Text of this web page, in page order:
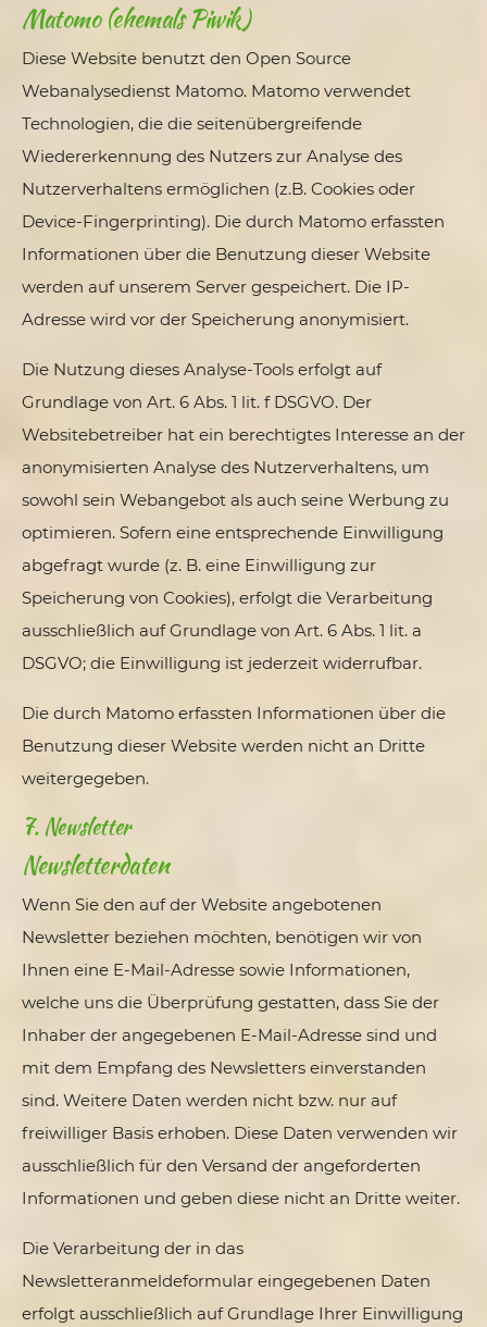
Matomo (ehemals Piwik)
Diese Website benutzt den Open Source
Webanalysedienst Matomo. Matomo verwendet
Technologien, die die seitenübergreifende
Wiedererkennung des Nutzers zur Analyse des
Nutzerverhaltens ermöglichen (z.B. Cookies oder
Device-Fingerprinting). Die durch Matomo erfassten
Informationen über die Benutzung dieser Website
werden auf unserem Server gespeichert. Die IP-
Adresse wird vor der Speicherung anonymisiert.
Die Nutzung dieses Analyse-Tools erfolgt auf
Grundlage von Art. 6 Abs. 1 lit. f DSGVO. Der
Websitebetreiber hat ein berechtigtes Interesse an der
anonymisierten Analyse des Nutzerverhaltens, um
sowohl sein Webangebot als auch seine Werbung zu
optimieren. Sofern eine entsprechende Einwilligung
abgefragt wurde (z. B. eine Einwilligung zur
Speicherung von Cookies), erfolgt die Verarbeitung
ausschließlich auf Grundlage von Art. 6 Abs. 1 lit. a
DSGVO; die Einwilligung ist jederzeit widerrufbar.
Die durch Matomo erfassten Informationen über die
Benutzung dieser Website werden nicht an Dritte
weitergegeben.
7. Newsletter
Newsletter­daten
Wenn Sie den auf der Website angebotenen
Newsletter beziehen möchten, benötigen wir von
Ihnen eine E-Mail-Adresse sowie Informationen,
welche uns die Überprüfung gestatten, dass Sie der
Inhaber der angegebenen E-Mail-Adresse sind und
mit dem Empfang des Newsletters einverstanden
sind. Weitere Daten werden nicht bzw. nur auf
freiwilliger Basis erhoben. Diese Daten verwenden wir
ausschließlich für den Versand der angeforderten
Informationen und geben diese nicht an Dritte weiter.
Die Verarbeitung der in das
Newsletteranmeldeformular eingegebenen Daten
erfolgt ausschließlich auf Grundlage Ihrer Einwilligung